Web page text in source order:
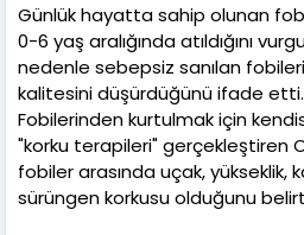
Günlük hayatta sahip olunan
0-6 yaş aralığında atıldığını
nedenle sebepsiz sanılan
kalitesini düşürdüğünü ifade etti.
Fobilerinden kurtulmak için
"korku terapileri" gerçekleştiren
fobiler arasında uçak, yükseklik,
sürüngen korkusu olduğunu